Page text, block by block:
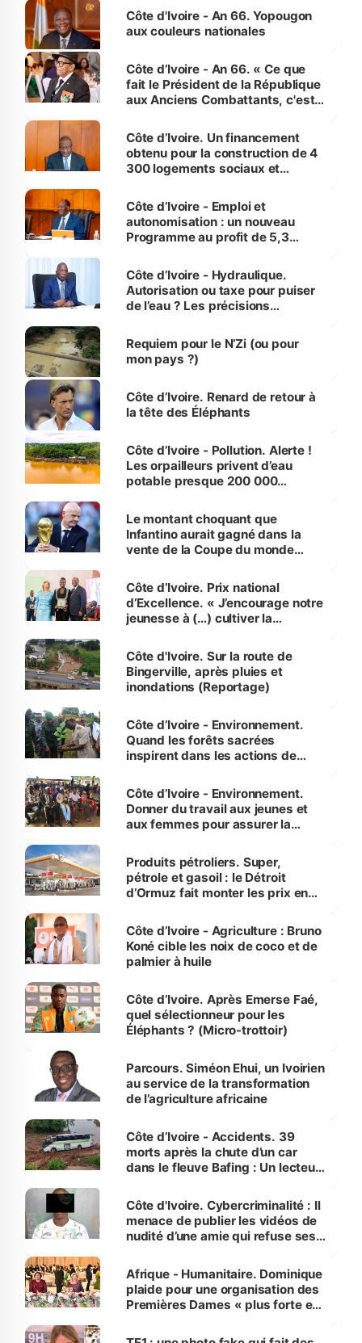
l'Etat de droit pour préserver les
vies humaines »
Côte d'Ivoire - An 66. Yopougon
aux couleurs nationales
Côte d’Ivoire - An 66. « Ce que
fait le Président de la République
aux Anciens Combattants, c'est
Côte d’Ivoire. Un financement
obtenu pour la construction de 4
300 logements sociaux et
et Yamoussoukro
Côte d’Ivoire - Emploi et
autonomisation : un nouveau
Programme au profit de 5,3
Côte d’Ivoire - Hydraulique.
Autorisation ou taxe pour puiser
de l’eau ? Les précisions
Requiem pour le N’Zi (ou pour
mon pays ?)
Côte d’Ivoire. Renard de retour à
la tête des Éléphants
Côte d’Ivoire - Pollution. Alerte !
Les orpailleurs privent d’eau
potable presque 200 000
Le montant choquant que
Infantino aurait gagné dans la
vente de la Coupe du monde
Côte d’Ivoire. Prix national
d’Excellence. « J’encourage notre
jeunesse à (…) cultiver la
(Alassane Ouattara
Côte d'Ivoire. Sur la route de
Bingerville, après pluies et
inondations (Reportage)
Côte d’Ivoire - Environnement.
Quand les forêts sacrées
inspirent dans les actions de
Côte d’Ivoire - Environnement.
Donner du travail aux jeunes et
aux femmes pour assurer la
menacées
Produits pétroliers. Super,
pétrole et gasoil : le Détroit
d’Ormuz fait monter les prix en
Côte d’Ivoire - Agriculture : Bruno
Koné cible les noix de coco et de
palmier à huile
Côte d’Ivoire. Après Emerse Faé,
quel sélectionneur pour les
Éléphants ? (Micro-trottoir)
Parcours. Siméon Ehui, un Ivoirien
au service de la transformation
de l’agriculture africaine
Côte d’Ivoire - Accidents. 39
morts après la chute d’un car
dans le fleuve Bafing : Un lecteur
des Transports
Côte d'Ivoire. Cybercriminalité : Il
menace de publier les vidéos de
nudité d’une amie qui refuse ses
Afrique - Humanitaire. Dominique
plaide pour une organisation des
Premières Dames « plus forte et
sur la scène internationale »